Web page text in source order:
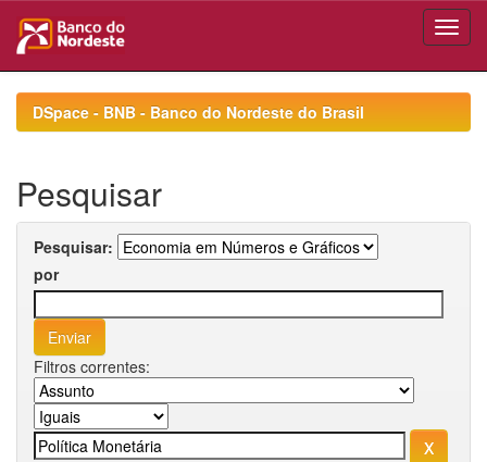
navigationDSpace - BNB - Banco do Nordeste do Brasil
Pesquisar
Pesquisar:
por
Filtros correntes: